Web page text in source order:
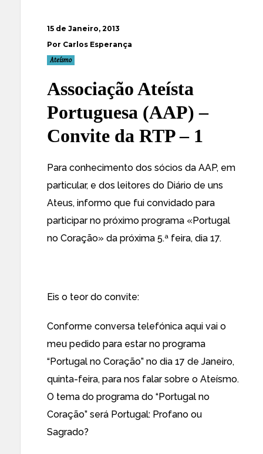
15 de Janeiro, 2013
Por Carlos Esperança
Ateísmo
Associação Ateísta
Portuguesa (AAP) –
Convite da RTP – 1
Para conhecimento dos sócios da AAP, em
particular, e dos leitores do Diário de uns
Ateus, informo que fui convidado para
participar no próximo programa «Portugal
no Coração» da próxima 5.ª feira, dia 17.
Eis o teor do convite:
Conforme conversa telefónica aqui vai o
meu pedido para estar no programa
“Portugal no Coração” no dia 17 de Janeiro,
quinta-feira, para nos falar sobre o Ateísmo.
O tema do programa do “Portugal no
Coração” será Portugal: Profano ou
Sagrado?